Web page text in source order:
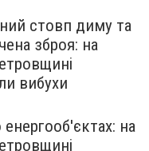
стовп диму та
зброя: на
вибухи
енергооб'єктах: на